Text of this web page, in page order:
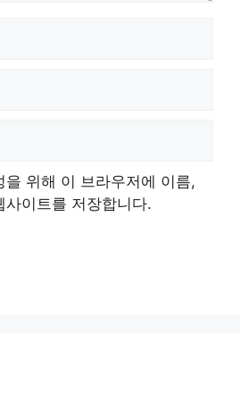
을 위해 이 브라우저에 이름,
사이트를 저장합니다.